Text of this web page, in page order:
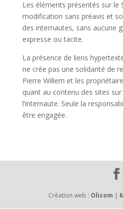
Les éléments présentés sur le
modification sans préavis et
des internautes, sans aucune
expresse ou tacite.
La présence de liens
ne crée pas une solidarité de
Pierre Willem et les
quant au contenu des sites
l’internaute. Seule la
être engagée.
Création web : Olicom |